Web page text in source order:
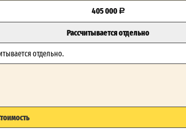
405 000
Рассчитывается отдельно
отдельно.